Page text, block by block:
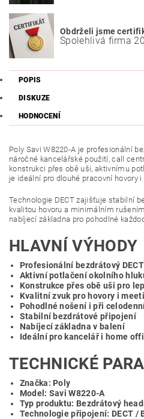
Obdrželi jsme
Spolehlivá firma
POPIS
DISKUZE
HODNOCENÍ
Poly Savi W8220-A je profesionální
náročné kancelářské použití, call
konstrukci přes obě uši, aktivnímu
je ideální pro dlouhé pracovní hovory
Technologie DECT zajišťuje stabilní
kvalitou hovoru a minimálním
nabíjecí základna pro pohodlné
HLAVNÍ VÝHODY
Profesionální bezdrátový
Aktivní potlačení okolního
Konstrukce přes obě uši pro
Kvalitní zvuk pro hovory i
Pohodlné nošení i při
Stabilní bezdrátové připojení
Nabíjecí základna v balení
Ideální pro kancelář i home
TECHNICKÉ
Značka: Poly
Model: Savi W8220-A
Typ produktu: Bezdrátový
Technologie připojení: DECT /